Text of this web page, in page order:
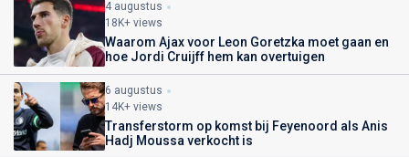
4 augustus
18K+ views
Waarom Ajax voor Leon Goretzka moet gaan en
hoe Jordi Cruijff hem kan overtuigen
6 augustus
14K+ views
Transferstorm op komst bij Feyenoord als Anis
Hadj Moussa verkocht is